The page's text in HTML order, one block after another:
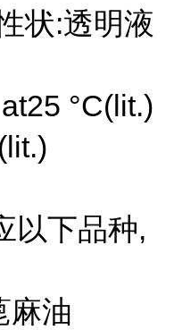
状:透明液
°C(lit.)
以下品种,
麻油